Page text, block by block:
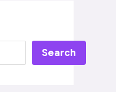
Search